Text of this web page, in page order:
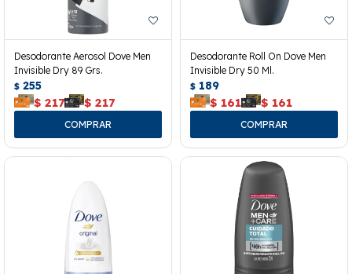
Desodorante Aerosol Dove Men
Invisible Dry 89 Grs.
$ 255
$ 217 $ 217
Desodorante Roll On Dove Men
Invisible Dry 50 Ml.
$ 189
$ 161 $ 161